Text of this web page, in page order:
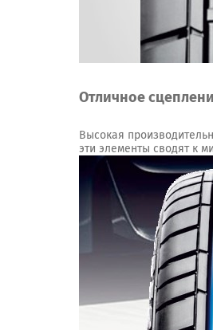
Отличное
Высокая
эти элементы сводят к